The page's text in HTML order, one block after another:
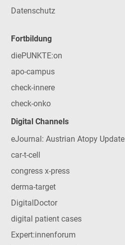
Datenschutz
Fortbildung
diePUNKTE:on
apo-campus
check-innere
check-onko
Digital Channels
eJournal: Austrian Atopy Update
car-t-cell
congress x-press
derma-target
DigitalDoctor
digital patient cases
Expert:innenforum